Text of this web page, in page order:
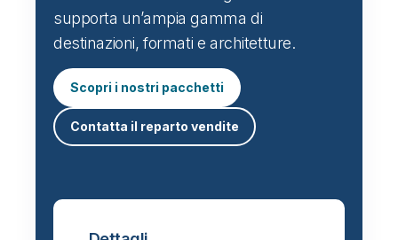
supporta un’ampia gamma di
destinazioni, formati e architetture.
Scopri i nostri pacchetti
Contatta il reparto vendite